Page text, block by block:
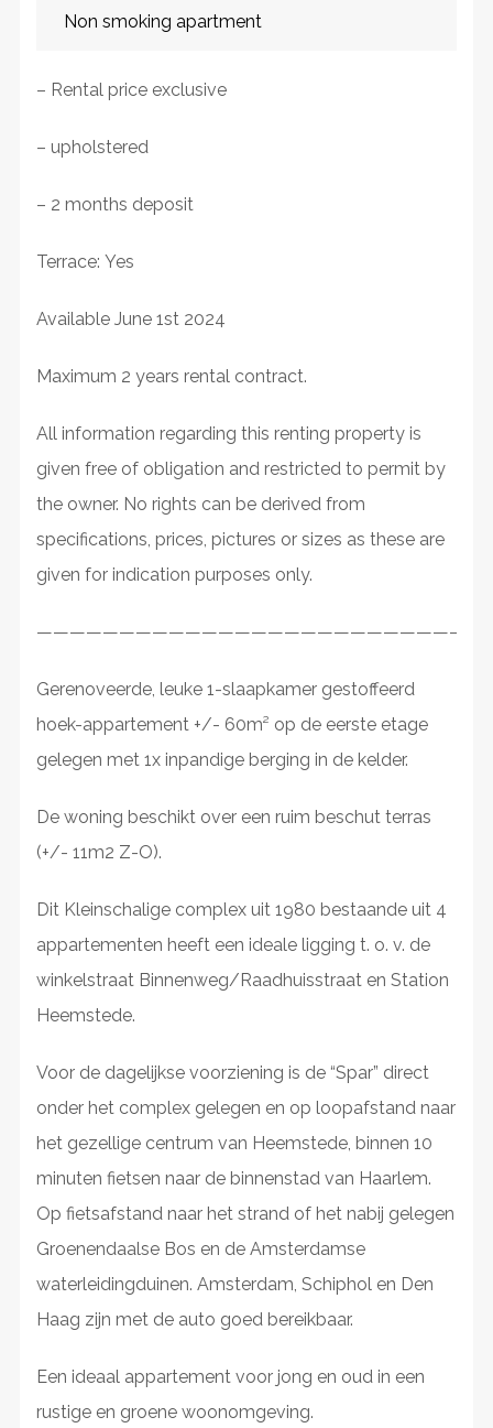
Non smoking apartment
– Rental price exclusive
– upholstered
– 2 months deposit
Terrace: Yes
Available June 1st 2024
Maximum 2 years rental contract.
All information regarding this renting property is
given free of obligation and restricted to permit by
the owner. No rights can be derived from
specifications, prices, pictures or sizes as these are
given for indication purposes only.
Gerenoveerde, leuke 1-slaapkamer gestoffeerd
hoek-appartement +/- 60m² op de eerste etage
gelegen met 1x inpandige berging in de kelder.
De woning beschikt over een ruim beschut terras
(+/- 11m2 Z-O).
Dit Kleinschalige complex uit 1980 bestaande uit 4
appartementen heeft een ideale ligging t. o. v. de
winkelstraat Binnenweg/Raadhuisstraat en Station
Heemstede.
Voor de dagelijkse voorziening is de “Spar” direct
onder het complex gelegen en op loopafstand naar
het gezellige centrum van Heemstede, binnen 10
minuten fietsen naar de binnenstad van Haarlem.
Op fietsafstand naar het strand of het nabij gelegen
Groenendaalse Bos en de Amsterdamse
waterleidingduinen. Amsterdam, Schiphol en Den
Haag zijn met de auto goed bereikbaar.
Een ideaal appartement voor jong en oud in een
rustige en groene woonomgeving.